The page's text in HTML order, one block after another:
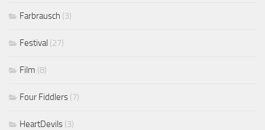
Farbrausch (3)
Festival (27)
Film (8)
Four Fiddlers (7)
HeartDevils (3)